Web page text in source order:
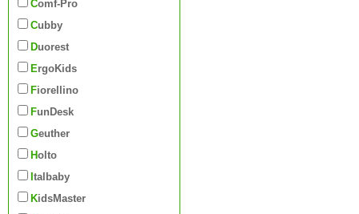
Comf-Pro
Cubby
Duorest
ErgoKids
Fiorellino
FunDesk
Geuther
Holto
Italbaby
KidsMaster